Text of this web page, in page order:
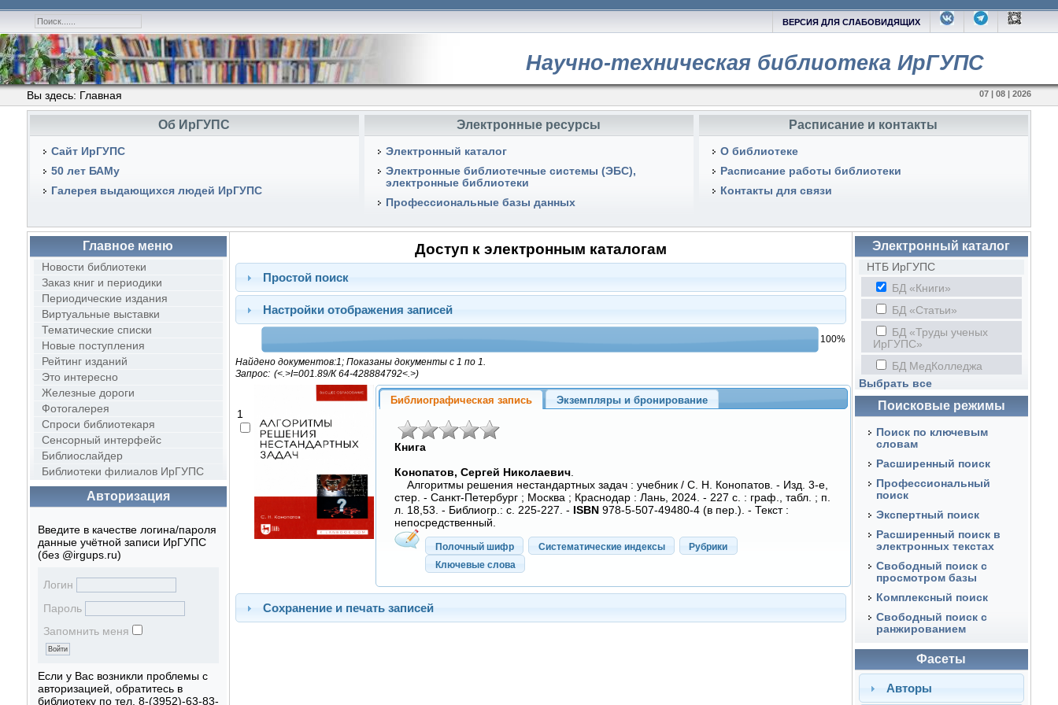
ВЕРСИЯ ДЛЯ СЛАБОВИДЯЩИХ
Научно-техническая библиотека ИрГУПС
Вы здесь: Главная 07 | 08 | 2026
Об ИрГУПС
Сайт ИрГУПС
50 лет БАМу
Галерея выдающихся людей ИрГУПС
Электронные ресурсы
Электронный каталог
Электронные библиотечные системы (ЭБС),
электронные библиотеки
Профессиональные базы данных
Расписание и контакты
О библиотеке
Расписание работы библиотеки
Контакты для связи
Главное меню
Новости библиотеки
Заказ книг и периодики
Периодические издания
Виртуальные выставки
Тематические списки
Новые поступления
Рейтинг изданий
Это интересно
Железные дороги
Фотогалерея
Спроси библиотекаря
Сенсорный интерфейс
Библиослайдер
Библиотеки филиалов ИрГУПС
Авторизация
Введите в качестве логина/пароля
данные учётной записи ИрГУПС
(без @irgups.ru)
Логин
Пароль
Запомнить меня
Если у Вас возникли проблемы с
авторизацией, обратитесь в
библиотеку по тел. 8-(3952)-63-83-
Доступ к электронным каталогам
Простой поиск
Настройки отображения записей
100%
Найдено документов:1; Показаны документы с 1 по 1.
Запрос:
1
Библиографическая запись Экземпляры и бронирование
Книга
Конопатов, Сергей Николаевич.
Алгоритмы решения нестандартных задач : учебник / С. Н. Конопатов. - Изд. 3-е,
стер. - Санкт-Петербург ; Москва ; Краснодар : Лань, 2024. - 227 с. : граф., табл. ; п.
л. 18,53. - Библиогр.: с. 225-227. - ISBN 978-5-507-49480-4 (в пер.). - Текст :
непосредственный.
Полочный шифр Систематические индексы
Рубрики
Ключевые слова
Сохранение и печать записей
Электронный каталог
НТБ ИрГУПС
БД «Книги»
БД «Статьи»
БД «Труды ученых
ИрГУПС»
БД МедКолледжа
Выбрать все
Поисковые режимы
Поиск по ключевым
словам
Расширенный поиск
Профессиональный
поиск
Экспертный поиск
Расширенный поиск в
электронных текстах
Свободный поиск с
просмотром базы
Комплексный поиск
Свободный поиск с
ранжированием
Фасеты
Авторы